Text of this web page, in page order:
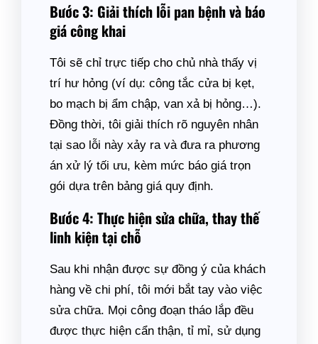
Bước 3: Giải thích lỗi pan bệnh và báo
giá công khai
Tôi sẽ chỉ trực tiếp cho chủ nhà thấy vị
trí hư hỏng (ví dụ: công tắc cửa bị kẹt,
bo mạch bị ẩm chập, van xả bị hỏng…).
Đồng thời, tôi giải thích rõ nguyên nhân
tại sao lỗi này xảy ra và đưa ra phương
án xử lý tối ưu, kèm mức báo giá trọn
gói dựa trên bảng giá quy định.
Bước 4: Thực hiện sửa chữa, thay thế
linh kiện tại chỗ
Sau khi nhận được sự đồng ý của khách
hàng về chi phí, tôi mới bắt tay vào việc
sửa chữa. Mọi công đoạn tháo lắp đều
được thực hiện cẩn thận, tỉ mỉ, sử dụng